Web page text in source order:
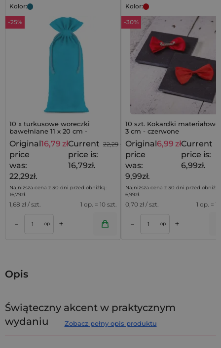
Kolor:
-25%
10 x turkusowe woreczki
bawełniane 11 x 20 cm -
profesjonalne opakowanie dla
firm
22,29 zł
Original
price
was:
22,29zł.
16,79 złCurrent
price is:
16,79zł.
Najniższa cena z 30 dni przed obniżką:
16,79zł.
1,68 zł / szt. 1 op. = 10 szt.
– op. +
Kolor:
-30%
10 szt. Kokardki materiałowe
3 cm - czerwone
Original
price
was:
9,99zł.
6,99 złCurrent
price is:
6,99zł.
Najniższa cena z 30 dni przed
6,99zł.
0,70 zł / szt. 1 op. =
– op. +
Dodaj do koszyka
Opis
Świąteczny akcent w praktycznym
wydaniu
Zobacz pełny opis produktu